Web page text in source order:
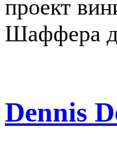
проект
Шаффера
Dennis